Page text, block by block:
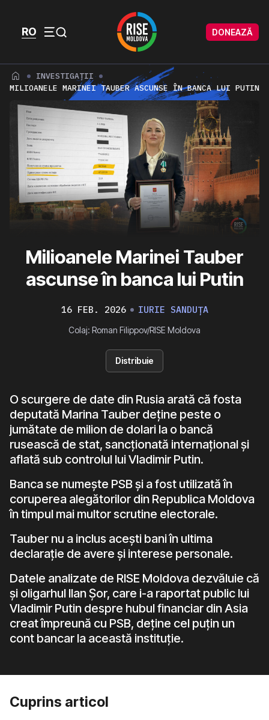
RO
DONEAZĂ
INVESTIGAȚII
MILIOANELE MARINEI TAUBER ASCUNSE ÎN BANCA LUI PUTIN
Milioanele Marinei Tauber
ascunse în banca lui Putin
16 FEB. 2026 IURIE SANDUȚA
Colaj: Roman Filippov/RISE Moldova
Distribuie
O scurgere de date din Rusia arată că fosta
deputată Marina Tauber deține peste o
jumătate de milion de dolari la o bancă
rusească de stat, sancționată internațional și
aflată sub controlul lui Vladimir Putin.
Banca se numește PSB și a fost utilizată în
coruperea alegătorilor din Republica Moldova
în timpul mai multor scrutine electorale.
Tauber nu a inclus acești bani în ultima
declarație de avere și interese personale.
Datele analizate de RISE Moldova dezvăluie că
și oligarhul Ilan Șor, care i-a raportat public lui
Vladimir Putin despre hubul financiar din Asia
creat împreună cu PSB, deține cel puțin un
cont bancar la această instituție.
Cuprins articol